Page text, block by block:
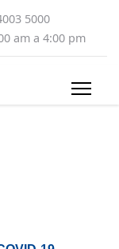
5000
am a 4:00 pm